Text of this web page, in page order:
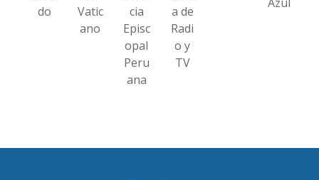
do
Vatic
ano
cia
Episc
opal
Peru
ana
a de
Radi
o y
TV